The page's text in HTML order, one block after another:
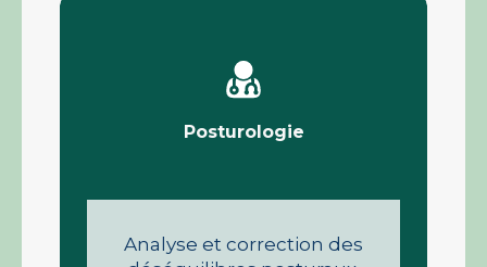
Posturologie
Analyse et correction des